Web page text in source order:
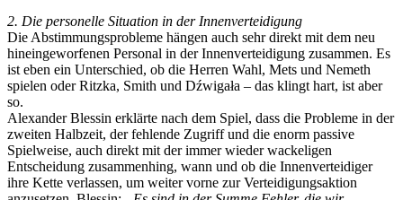
2. Die personelle Situation in der Innenverteidigung
Die Abstimmungsprobleme hängen auch sehr direkt mit dem neu
hineingeworfenen Personal in der Innenverteidigung zusammen. Es
ist eben ein Unterschied, ob die Herren Wahl, Mets und Nemeth
spielen oder Ritzka, Smith und Dźwigała – das klingt hart, ist aber
so.
Alexander Blessin erklärte nach dem Spiel, dass die Probleme in der
zweiten Halbzeit, der fehlende Zugriff und die enorm passive
Spielweise, auch direkt mit der immer wieder wackeligen
Entscheidung zusammenhing, wann und ob die Innenverteidiger
ihre Kette verlassen, um weiter vorne zur Verteidigungsaktion